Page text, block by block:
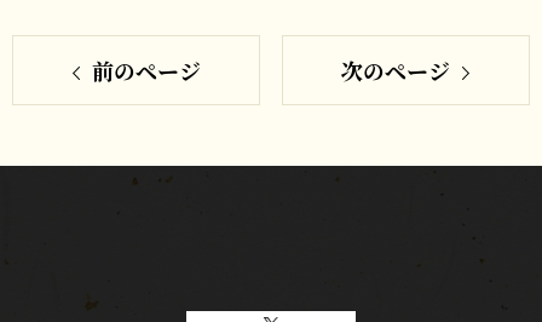
ア
す
る
シ
す
前のページ 次のページ